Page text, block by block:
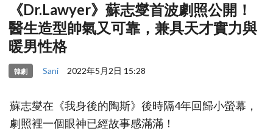
《Dr.Lawyer》蘇志燮首波劇照公開！
醫生造型帥氣又可靠，兼具天才實力與
暖男性格
韓劇 Sani 2022年5月2日 15:28
蘇志燮在《我身後的陶斯》後時隔4年回歸小螢幕，
劇照裡一個眼神已經故事感滿滿！